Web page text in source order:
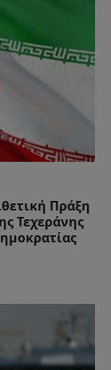
Πράξη
Τεχεράνης